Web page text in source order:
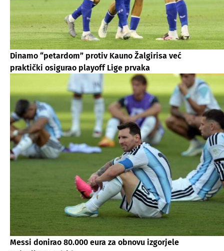
Dinamo “petardom” protiv Kauno Žalgirisa već
praktički osigurao playoff Lige prvaka
Messi donirao 80.000 eura za obnovu izgorjele